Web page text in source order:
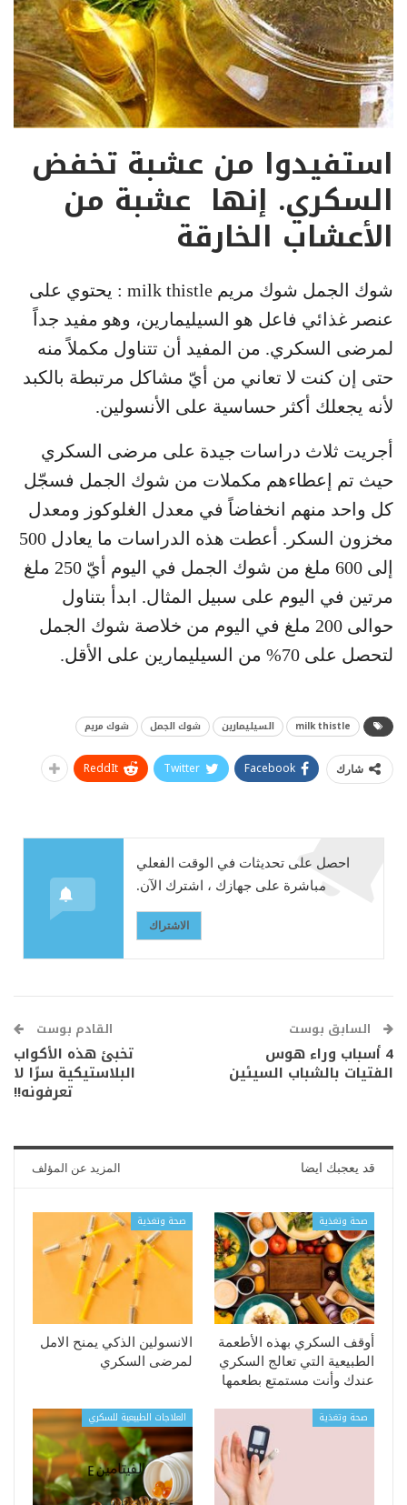
استفيدوا من عشبة تخفض
السكري. إنها عشبة من
الأعشاب الخارقة
شوك الجمل شوك مريم milk thistle : يحتوي على
عنصر غذائي فاعل هو السيليمارين، وهو مفيد جداً
لمرضى السكري. من المفيد أن تتناول مكملاً منه
حتى إن كنت لا تعاني من أيّ مشاكل مرتبطة بالكبد
لأنه يجعلك أكثر حساسية على الأنسولين.
أجريت ثلاث دراسات جيدة على مرضى السكري
حيث تم إعطاءهم مكملات من شوك الجمل فسجّل
كل واحد منهم انخفاضاً في معدل الغلوكوز ومعدل
مخزون السكر. أعطت هذه الدراسات ما يعادل 500
إلى 600 ملغ من شوك الجمل في اليوم أيّ 250 ملغ
مرتين في اليوم على سبيل المثال. ابدأ بتناول
حوالى 200 ملغ في اليوم من خلاصة شوك الجمل
لتحصل على 70% من السيليمارين على الأقل.
milk thistle السيليمارين شوك الجمل شوك مريم
شارك Facebook
Twitter
ReddIt
احصل على تحديثات في الوقت الفعلي
مباشرة على جهازك ، اشترك الآن.
الاشتراك
السابق بوست
4 أسباب وراء هوس
الفتيات بالشباب السيئين
القادم بوست
تخبئ هذه الأكواب
البلاستيكية سرًا لا
تعرفونه!!
قد يعجبك ايضا المزيد عن المؤلف
صحة وتغذية
أوقف السكري بهذه الأطعمة
الطبيعية التي تعالج السكري
عندك وأنت مستمتع بطعمها
صحة وتغذية
الانسولين الذكي يمنح الامل
لمرضى السكري
صحة وتغذية العلاجات الطبيعية للسكري